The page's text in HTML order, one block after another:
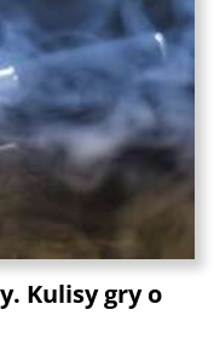
Kulisy gry o